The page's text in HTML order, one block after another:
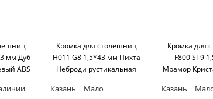
мм Дуб
ABS
Кромка для столешниц
H011 G8 1,5*43 мм Пихта
Неброди рустикальная
Казань
Мало
Кромка для
F800 ST9
Мрамор
Казань